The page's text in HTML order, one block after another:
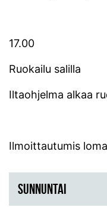
17.00
Ruokailu salilla
Iltaohjelma alkaa
Ilmoittautumis
SUNNUNTAI